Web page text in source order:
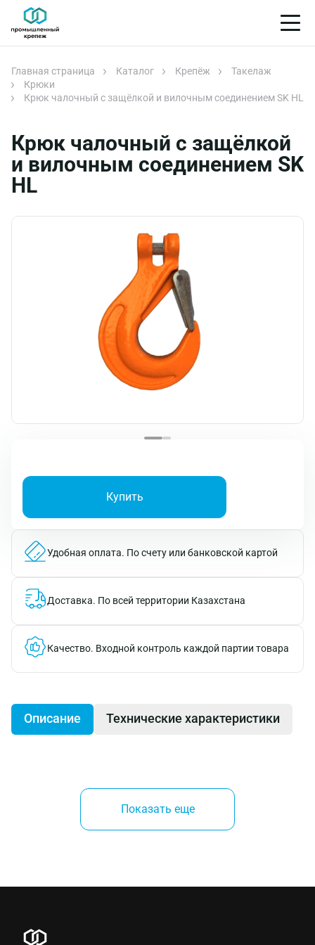
Главная страница Каталог Крепёж
Такелаж
Крюки
Крюк чалочный с защёлкой и вилочным соединением SK HL
Крюк чалочный с защёлкой
и вилочным соединением SK
HL
Купить
Удобная оплата. По счету или банковской картой
Доставка. По всей территории Казахстана
Качество. Входной контроль каждой партии товара
Описание Технические характеристики
Универсальный крюк, сталь класса Т8,
подходит для всех видов стропов.
Температурный режим использования без
Коэффициент запаса прочности 4:1.
Оснащен предохранительной защелкой.
Показать еще